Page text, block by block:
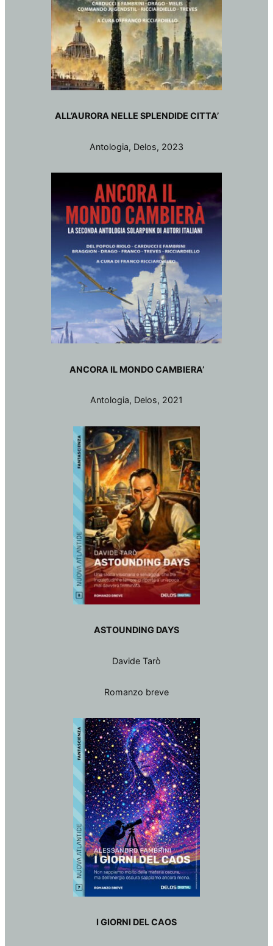
ALL’AURORA NELLE SPLENDIDE CITTA’
Antologia, Delos, 2023
ANCORA IL MONDO CAMBIERA’
Antologia, Delos, 2021
ASTOUNDING DAYS
Davide Tarò
Romanzo breve
I GIORNI DEL CAOS